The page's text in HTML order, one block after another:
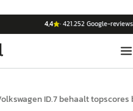
4,4 ·421.252Google-reviews
ID.7 behaalt topscores